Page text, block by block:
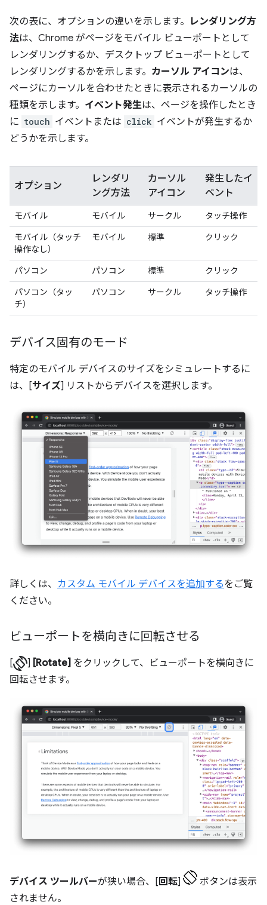
次の表に、オプションの違いを示します。
レンダリング方
法は、Chrome がページをモバイル ビューポートとして
レンダリングするか、デスクトップ ビューポートとして
レンダリングするかを示します。 カーソル アイコンは、
ページにカーソルを合わせたときに表示されるカーソルの
種類を示します。 イベント発生は、ページを操作したとき
に touch イベントまたは click イベントが発生するか
どうかを示します。
オプション
レンダリ
ング方法
カーソル
アイコン
発生したイ
ベント
モバイル モバイル サークル
タッチ操作
モバイル（タッチ
操作なし）
モバイル 標準 クリック
パソコン パソコン 標準
クリック
パソコン（タッ
チ）
パソコン サークル タッチ操作
デバイス固有のモード
特定のモバイル デバイスのサイズをシミュレートするに
は、[サイズ] リストからデバイスを選択します。
詳しくは、 カスタム モバイル デバイスを追加するをご覧
ください。
ビューポートを横向きに回転させる
[screen_rotation] [Rotate] をクリックして、ビューポートを横向きに
回転させます。
デバイス ツールバーが狭い場合、[ 回転]
ボタンは表示
されません。